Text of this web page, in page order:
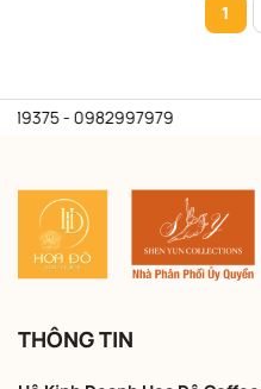
1
- 0982997979
THÔNG TIN